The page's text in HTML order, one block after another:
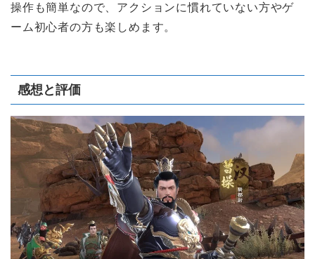
操作も簡単なので、アクションに慣れていない方やゲ
ーム初心者の方も楽しめます。
感想と評価